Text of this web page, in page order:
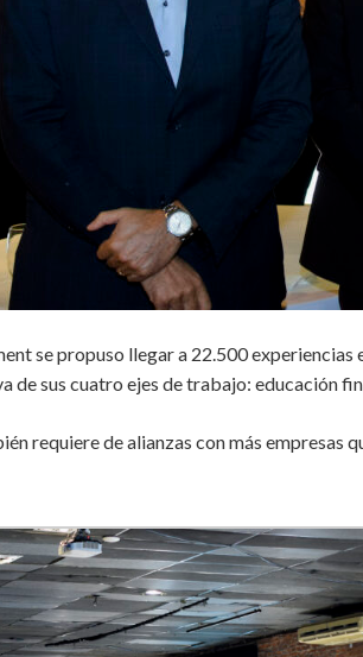
se propuso llegar a 22.500
de sus cuatro ejes de trabajo: educación
requiere de alianzas con más empresas